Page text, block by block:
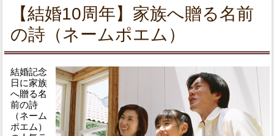
【結婚10周年】家族へ贈る名前
の詩（ネームポエム）
結婚記念
日に家族
へ贈る名
前の詩
（ネーム
ポエム）